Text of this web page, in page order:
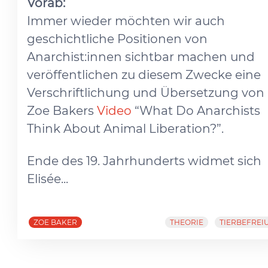
Vorab:
Immer wieder möchten wir auch
geschichtliche Positionen von
Anarchist:innen sichtbar machen und
veröffentlichen zu diesem Zwecke eine
Verschriftlichung und Übersetzung von
Zoe Bakers Video “What Do Anarchists
Think About Animal Liberation?”.
Ende des 19. Jahrhunderts widmet sich
Elisée...
ZOE BAKER THEORIE